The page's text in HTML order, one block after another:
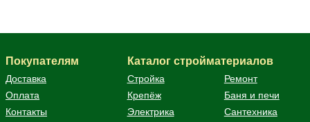
Покупателям
Доставка
Оплата
Контакты
Каталог стройматериалов
Стройка
Ремонт
Крепёж
Баня и печи
Электрика
Сантехника